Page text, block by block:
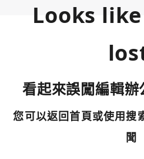
Looks
看起來誤闖編輯
您可以返回首頁或使用搜
聞
使用以下帳
您已閒置5分鐘，請點擊關閉按